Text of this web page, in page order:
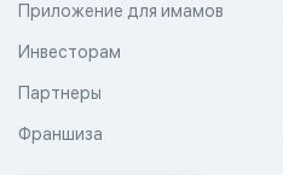
Приложение для имамов
Инвесторам
Партнеры
Франшиза